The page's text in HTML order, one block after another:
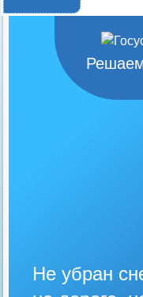
Не убран